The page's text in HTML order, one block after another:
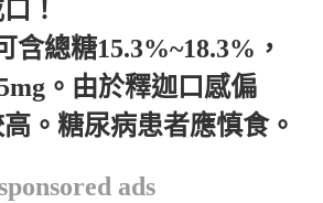
含總糖15.3%~18.3%，
。由於釋迦口感偏
。糖尿病患者應慎食。
ads